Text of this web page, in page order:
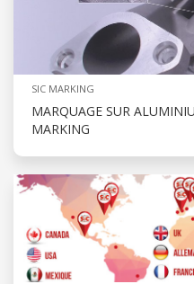
SIC MARKING
MARQUAGE SUR
MARKING